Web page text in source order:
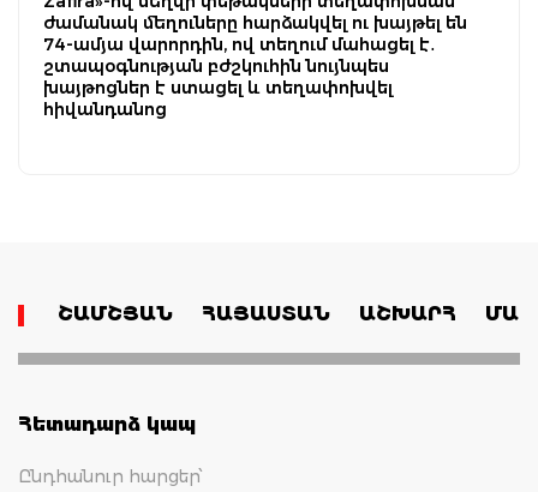
ժամանակ մեղուները հարձակվել ու խայթել են
74-ամյա վարորդին, ով տեղում մահացել է․
շտապօգնության բժշկուհին նույնպես
խայթոցներ է ստացել և տեղափոխվել
հիվանդանոց
ՇԱՄՇՅԱՆ ՀԱՅԱՍՏԱՆ ԱՇԽԱՐՀ
Հետադարձ կապ
Ընդհանուր հարցեր՝